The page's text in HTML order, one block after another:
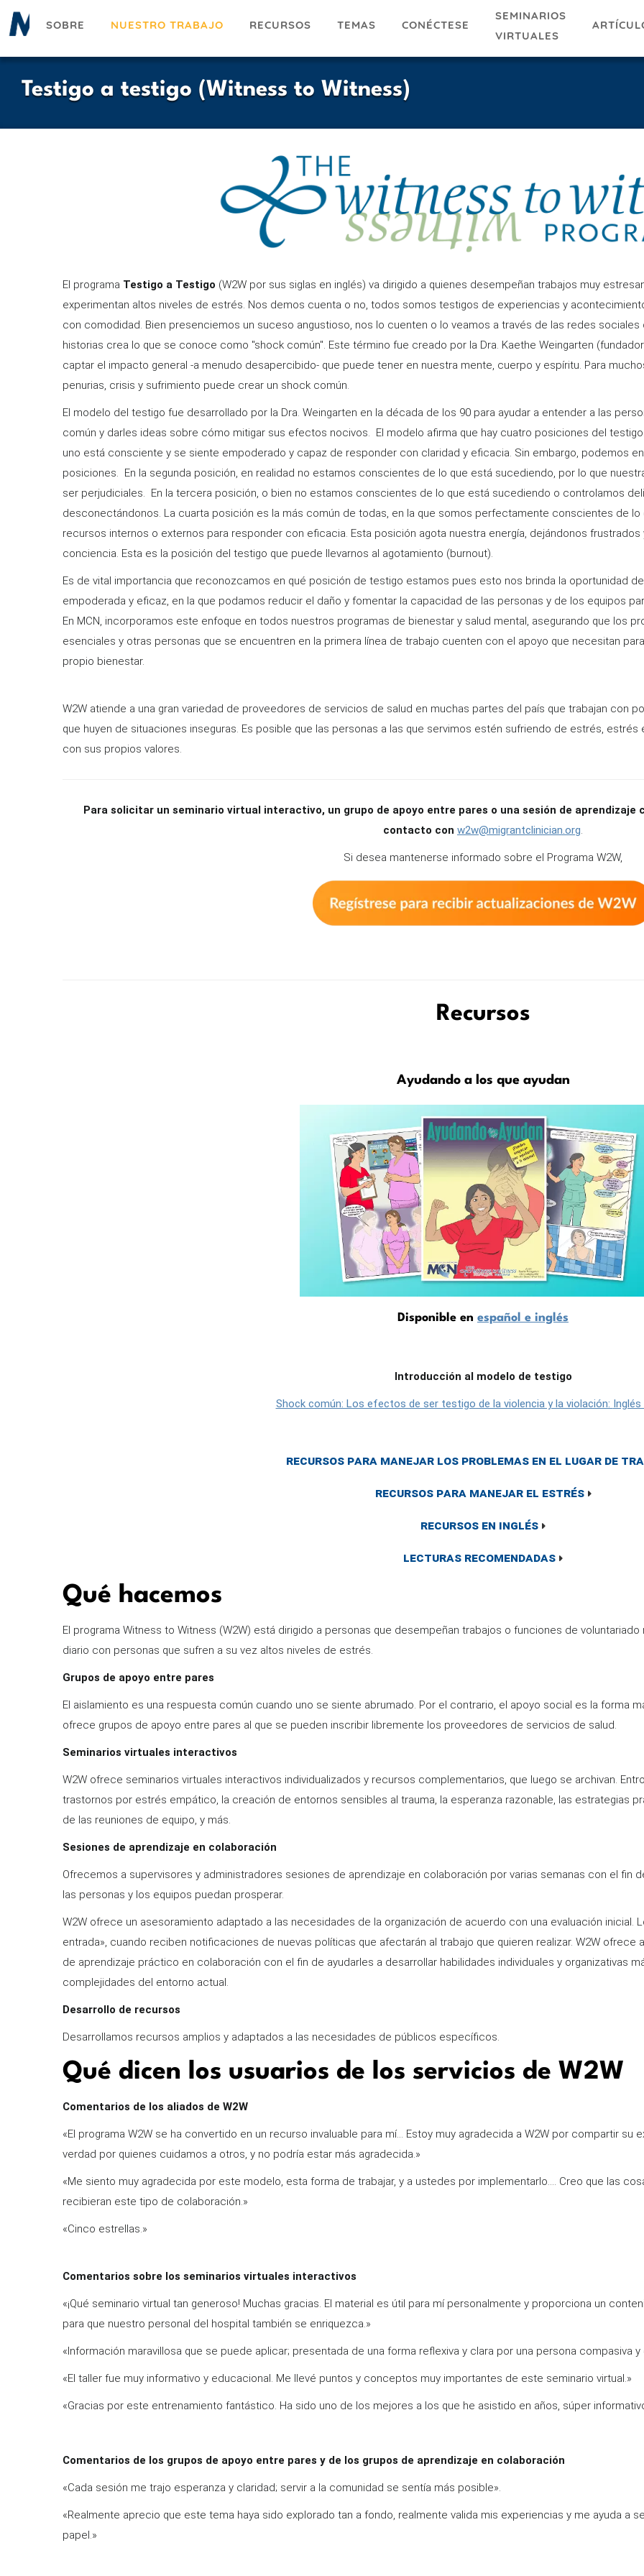
Pasar
SOBRE NUESTRO TRABAJO RECURSOS TEMAS CONÉCTESE
SEMINARIOS
VIRTUALES
Testigo a testigo (Witness to Witness)
El programa Testigo a Testigo (W2W por sus siglas en inglés) va dirigido a quienes desempeñan trabajos muy
experimentan altos niveles de estrés. Nos demos cuenta o no, todos somos testigos de experiencias y
con comodidad. Bien presenciemos un suceso angustioso, nos lo cuenten o lo veamos a través de las redes
historias crea lo que se conoce como "shock común". Este término fue creado por la Dra. Kaethe Weingarten
captar el impacto general -a menudo desapercibido- que puede tener en nuestra mente, cuerpo y espíritu. Para
penurias, crisis y sufrimiento puede crear un shock común.
El modelo del testigo fue desarrollado por la Dra. Weingarten en la década de los 90 para ayudar a entender a las
común y darles ideas sobre cómo mitigar sus efectos nocivos. El modelo afirma que hay cuatro posiciones del
uno está consciente y se siente empoderado y capaz de responder con claridad y eficacia. Sin embargo, podemos
posiciones. En la segunda posición, en realidad no estamos conscientes de lo que está sucediendo, por lo que
ser perjudiciales. En la tercera posición, o bien no estamos conscientes de lo que está sucediendo o controlamos
desconectándonos. La cuarta posición es la más común de todas, en la que somos perfectamente conscientes de
recursos internos o externos para responder con eficacia. Esta posición agota nuestra energía, dejándonos
conciencia. Esta es la posición del testigo que puede llevarnos al agotamiento (burnout).
Es de vital importancia que reconozcamos en qué posición de testigo estamos pues esto nos brinda la oportunidad
empoderada y eficaz, en la que podamos reducir el daño y fomentar la capacidad de las personas y de los equipos
En MCN, incorporamos este enfoque en todos nuestros programas de bienestar y salud mental, asegurando que los
esenciales y otras personas que se encuentren en la primera línea de trabajo cuenten con el apoyo que necesitan
propio bienestar.
W2W atiende a una gran variedad de proveedores de servicios de salud en muchas partes del país que trabajan con
que huyen de situaciones inseguras. Es posible que las personas a las que servimos estén sufriendo de estrés,
con sus propios valores.
Para solicitar un seminario virtual interactivo, un grupo de apoyo entre pares o una sesión de aprendizaje
contacto con w2w@migrantclinician.org.
Si desea mantenerse informado sobre el Programa W2W,
Recursos
Ayudando a los que ayudan
Disponible en español e inglés
Introducción al modelo de testigo
Shock común: Los efectos de ser testigo de la violencia y la violación:
Recursos para manejar los problemas en el lugar de
Recursos para manejar el estrés
Recursos en inglés
Lecturas recomendadas
Qué hacemos
El programa Witness to Witness (W2W) está dirigido a personas que desempeñan trabajos o funciones de
diario con personas que sufren a su vez altos niveles de estrés.
Grupos de apoyo entre pares
El aislamiento es una respuesta común cuando uno se siente abrumado. Por el contrario, el apoyo social es la forma
ofrece grupos de apoyo entre pares al que se pueden inscribir libremente los proveedores de servicios de salud.
Seminarios virtuales interactivos
W2W ofrece seminarios virtuales interactivos individualizados y recursos complementarios, que luego se archivan.
trastornos por estrés empático, la creación de entornos sensibles al trauma, la esperanza razonable, las estrategias
de las reuniones de equipo, y más.
Sesiones de aprendizaje en colaboración
Ofrecemos a supervisores y administradores sesiones de aprendizaje en colaboración por varias semanas con el fin
las personas y los equipos puedan prosperar.
W2W ofrece un asesoramiento adaptado a las necesidades de la organización de acuerdo con una evaluación inicial.
entrada», cuando reciben notificaciones de nuevas políticas que afectarán al trabajo que quieren realizar. W2W
de aprendizaje práctico en colaboración con el fin de ayudarles a desarrollar habilidades individuales y organizativas
complejidades del entorno actual.
Desarrollo de recursos
Desarrollamos recursos amplios y adaptados a las necesidades de públicos específicos.
Qué dicen los usuarios de los servicios de W2W
Comentarios de los aliados de W2W
«El programa W2W se ha convertido en un recurso invaluable para mí... Estoy muy agradecida a W2W por compartir
verdad por quienes cuidamos a otros, y no podría estar más agradecida.»
«Me siento muy agradecida por este modelo, esta forma de trabajar, y a ustedes por implementarlo…. Creo que las
recibieran este tipo de colaboración.»
«Cinco estrellas.»
Comentarios sobre los seminarios virtuales interactivos
«¡Qué seminario virtual tan generoso! Muchas gracias. El material es útil para mí personalmente y proporciona un
para que nuestro personal del hospital también se enriquezca.»
«Información maravillosa que se puede aplicar; presentada de una forma reflexiva y clara por una persona compasiva y
«El taller fue muy informativo y educacional. Me llevé puntos y conceptos muy importantes de este seminario virtual.»
«Gracias por este entrenamiento fantástico. Ha sido uno de los mejores a los que he asistido en años, súper
Comentarios de los grupos de apoyo entre pares y de los grupos de aprendizaje en colaboración
«Cada sesión me trajo esperanza y claridad; servir a la comunidad se sentía más posible».
«Realmente aprecio que este tema haya sido explorado tan a fondo, realmente valida mis experiencias y me ayuda a
papel.»